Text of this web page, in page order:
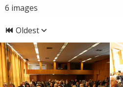
6 images
Oldest